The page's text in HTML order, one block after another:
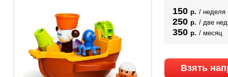
150 р. / неделя
250 р. / две
350 р. / месяц
Взять